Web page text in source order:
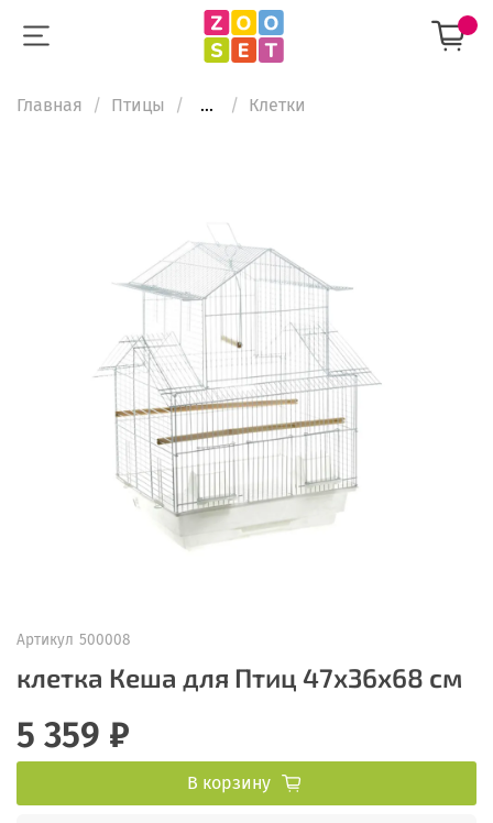
Главная Птицы ... Клетки
Артикул 500008
клетка Кеша для Птиц 47х36х68 см
5 359 ₽
В корзину